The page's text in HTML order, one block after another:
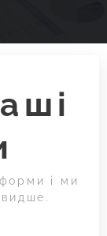
і ми